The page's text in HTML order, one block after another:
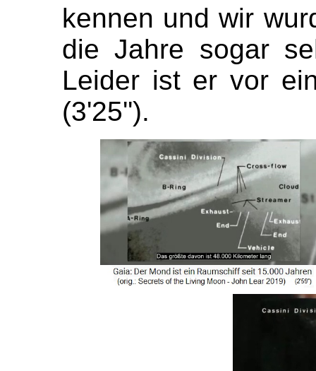
kennen und wir
die Jahre sogar
Leider ist er vor
(3'25'').